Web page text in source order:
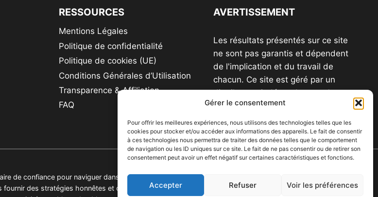
Gérer le consentement
Pour offrir les meilleures expériences, nous utilisons des technologies telles que les
cookies pour stocker et/ou accéder aux informations des appareils. Le fait de consentir
à ces technologies nous permettra de traiter des données telles que le comportement
de navigation ou les ID uniques sur ce site. Le fait de ne pas consentir ou de retirer son
consentement peut avoir un effet négatif sur certaines caractéristiques et fonctions.
Accepter Refuser Voir les préférences
RESSOURCES
Mentions Légales
Politique de confidentialité
Politique de cookies (UE)
Conditions Générales d’Utilisation
Transparence & Affiliation
FAQ
AVERTISSEMENT
Les résultats présentés sur ce site
ne sont pas garantis et dépendent
de l'implication et du travail de
chacun. Ce site est géré par un
distributeur indépendant et n'est
pas le site officiel d'une société
VDI.
de confiance pour naviguer dans l'univers de la vente
des stratégies honnêtes et des guides pratiques